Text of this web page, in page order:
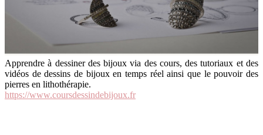
Apprendre à dessiner des bijoux via des cours, des tutoriaux et des
vidéos de dessins de bijoux en temps réel ainsi que le pouvoir des
pierres en lithothérapie.
https://www.coursdessindebijoux.fr